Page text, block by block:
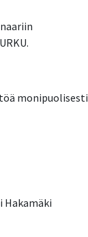
monipuolisesti
Hakamäki